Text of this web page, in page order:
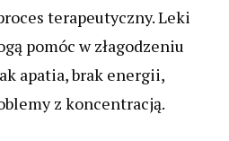
terapeutyczny. Leki
pomóc w złagodzeniu
apatia, brak energii,
z koncentracją.